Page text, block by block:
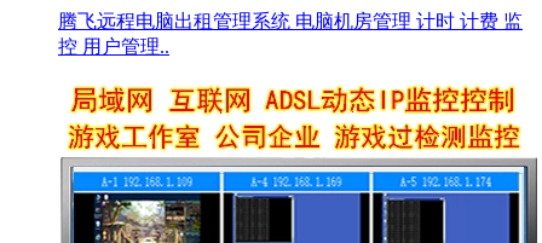
腾飞远程电脑出租管理系统 电脑机房管理 计时 计费 监
控 用户管理..